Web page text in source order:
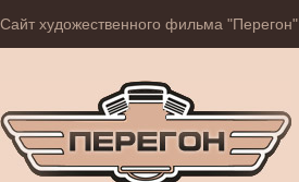
Сайт художественного фильма "Перегон"